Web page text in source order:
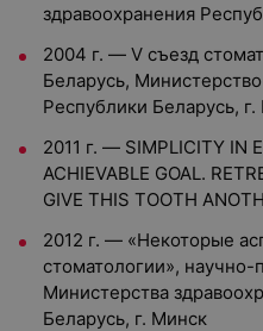
здравоохранения
2004 г. — V съезд
Беларусь,
Республики Беларусь, г.
2011 г. — SIMPLICITY IN
ACHIEVABLE GOAL.
GIVE THIS TOOTH
2012 г. — «Некоторые
стоматологии»,
Министерства
Беларусь, г. Минск